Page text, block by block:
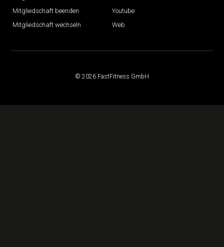
Mitgliedschaft beenden
Mitgliedschaft wechseln
Youtube
Web
© 2026 FastFitness GmbH